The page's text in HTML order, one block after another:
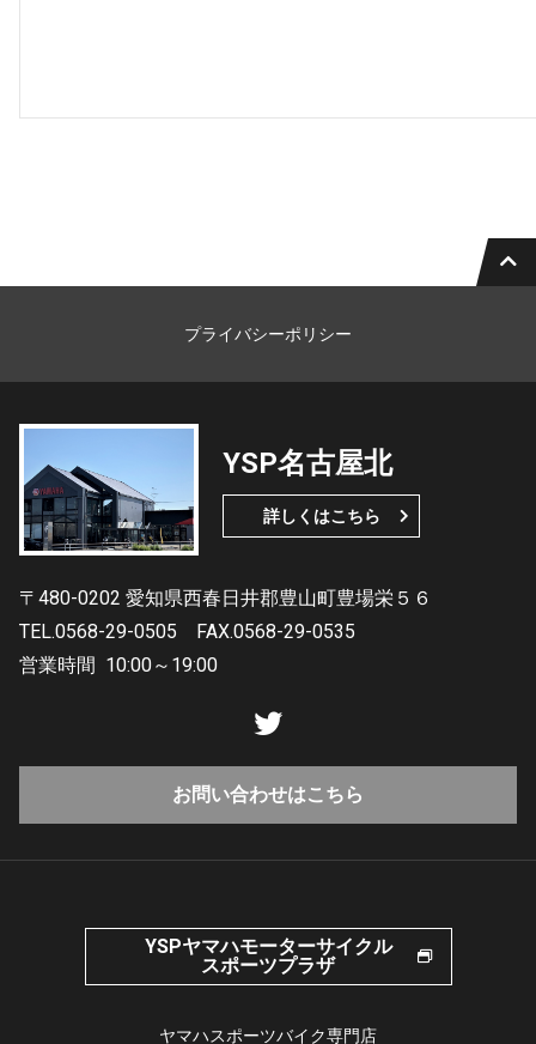
プライバシーポリシー
YSP名古屋北
詳しくはこちら
〒480-0202 愛知県西春日井郡豊山町豊場栄５６
TEL.0568-29-0505
FAX.0568-29-0535
営業時間 10:00～19:00
お問い合わせはこちら
YSPヤマハモーターサイクル
スポーツプラザ
ヤマハスポーツバイク専門店